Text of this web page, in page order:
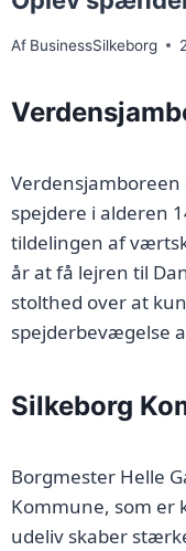
Af BusinessSilkeborg
Verdensjamboreen
spejdere i alderen
tildelingen af
år at få lejren til
stolthed over at
spejderbevægelse
Silkeborg
Borgmester Helle
Kommune, som er
udeliv skaber